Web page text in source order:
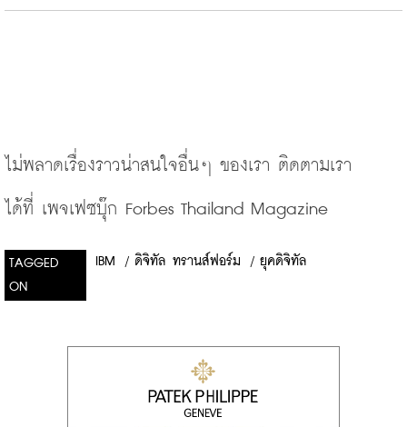
ไม่พลาดเรื่องราวน่าสนใจอื่นๆ ของเรา ติดตามเรา
ได้ที่ เพจเฟซบุ๊ก Forbes Thailand Magazine
TAGGED
ON
IBM / ดิจิทัล ทรานส์ฟอร์ม / ยุคดิจิทัล